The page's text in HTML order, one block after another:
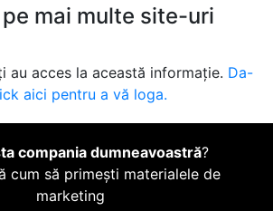
mai multe site-uri
au acces la această informație. Da-
aici pentru a vă loga.
compania dumneavoastră?
cum să primești materialele de
marketing